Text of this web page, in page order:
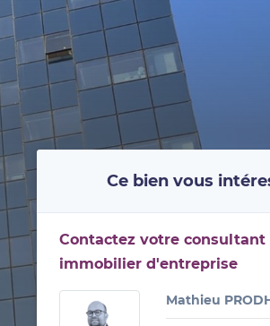
Ce bien vous
Contactez votre consultant
immobilier d'entreprise
Mathieu